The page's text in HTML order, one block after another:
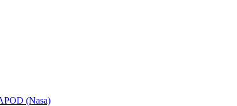
(Nasa)